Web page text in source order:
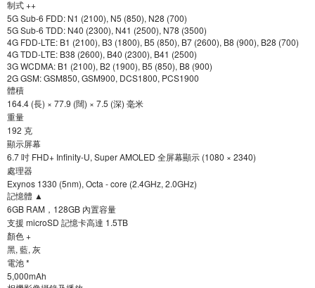
制式 ++
5G Sub-6 FDD: N1 (2100), N5 (850), N28 (700)
5G Sub-6 TDD: N40 (2300), N41 (2500), N78 (3500)
4G FDD-LTE: B1 (2100), B3 (1800), B5 (850), B7 (2600), B8 (900), B28 (700)
4G TDD-LTE: B38 (2600), B40 (2300), B41 (2500)
3G WCDMA: B1 (2100), B2 (1900), B5 (850), B8 (900)
2G GSM: GSM850, GSM900, DCS1800, PCS1900
體積
164.4 (長) × 77.9 (闊) × 7.5 (深) 毫米
重量
192 克
顯示屏幕
6.7 吋 FHD+ Infinity-U, Super AMOLED 全屏幕顯示 (1080 × 2340)
處理器
Exynos 1330 (5nm), Octa ‐ core (2.4GHz, 2.0GHz)
記憶體 ▲
6GB RAM，128GB 內置容量
支援 microSD 記憶卡高達 1.5TB
顏色 +
黑, 藍, 灰
電池 *
5,000mAh